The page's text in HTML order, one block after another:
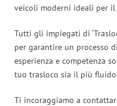
veicoli moderni ideali per il
Tutti gli impiegati di
per garantire un processo
esperienza e competenza
tuo trasloco sia il più fluido
Ti incoraggiamo a